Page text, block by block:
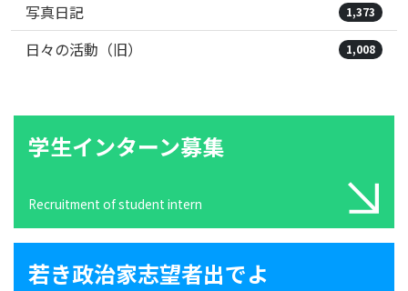
写真日記 1,373
日々の活動（旧） 1,008
学生インターン募集
Recruitment of student intern
若き政治家志望者出でよ